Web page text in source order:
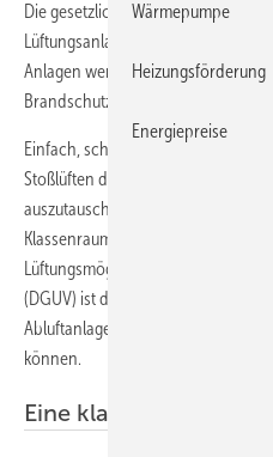
Die gesetzliche Unfallversicherung
Lüftungsanlagen „Marke
Anlagen werden Fragen der
Brandschutzes nicht ausreichend
Einfach, schnell und effektiv:
Stoßlüften das Mittel der Wahl, um
auszutauschen. Weil es dabei
Klassenraum kommen kann, wird
Lüftungsmöglichkeiten gesucht.
(DGUV) ist deshalb der Frage
Abluftanlagen oder UV-C-
können.
Eine klare Absage
Wärmepumpe
Heizungsförderung
Energiepreise